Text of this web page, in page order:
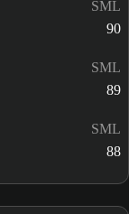
SML
90
SML
89
SML
88